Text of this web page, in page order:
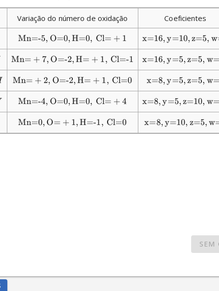
Variação do número de oxidação Coeficientes
Mn=-5, O=0,H=0, Cl= + 1 x=16, y=10,z=5, w
Mn= + 7, O=-2,H= + 1, Cl=-1 x=16, y=5,z=5, w
Mn= + 2, O=-2,H= + 1, Cl=0 x=8, y=5,z=5, w
Mn=-4, O=0,H=0, Cl= + 4 x=8, y=5,z=10, w
Mn=0, O= + 1,H=-1, Cl=0 x=8,y=10, z=5,w
SEM